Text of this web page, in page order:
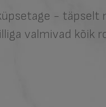
- täpselt
valmivad kõik